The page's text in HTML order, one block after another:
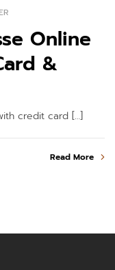
Online
&
credit card […]
Read More